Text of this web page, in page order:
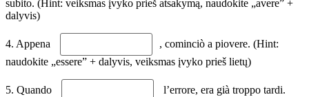
subito. (Hint: veiksmas įvyko prieš atsakymą, naudokite „avere” +
dalyvis)
4. Appena
, cominciò a piovere. (Hint:
naudokite „essere” + dalyvis, veiksmas įvyko prieš lietų)
5. Quando
l’errore, era già troppo tardi.